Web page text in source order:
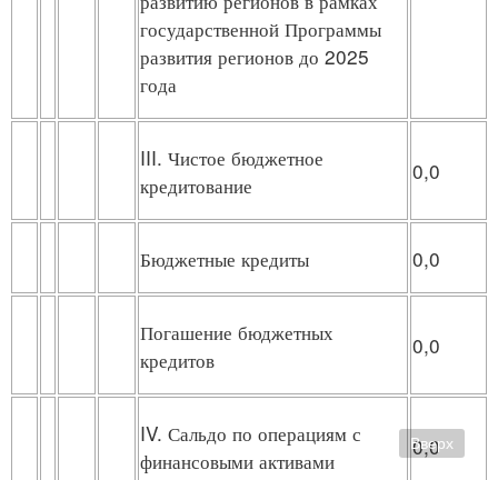
государственной Программы
развития регионов до 2025
года
III. Чистое бюджетное
кредитование
0,0
Бюджетные кредиты 0,0
Погашение бюджетных
кредитов
0,0
IV. Сальдо по операциям с
финансовыми активами
0,0
Вверх